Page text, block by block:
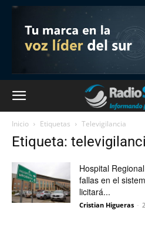
Inicio Etiquetas Televigilancia
Etiqueta:
Hospital
fallas en el
licitará...
Cristian Higueras -